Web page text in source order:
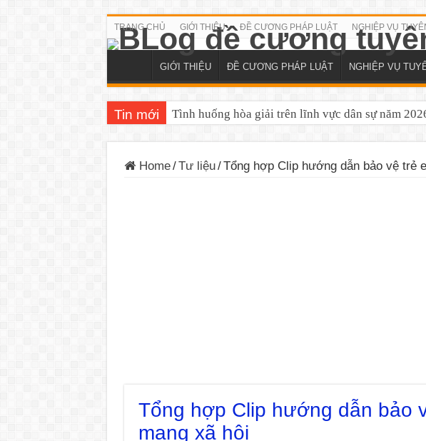
TRANG CHỦ GIỚI THIỆU ĐỀ CƯƠNG PHÁP LUẬT NGHIỆP VỤ
GIỚI THIỆU ĐỀ CƯƠNG PHÁP LUẬT NGHIỆP VỤ
Tin mới Tình huống hòa giải trên lĩnh vực dân sự năm
Home/Tư liệu/Tổng hợp Clip hướng dẫn bảo vệ trẻ
Tổng hợp Clip hướng dẫn bảo
mạng xã hội